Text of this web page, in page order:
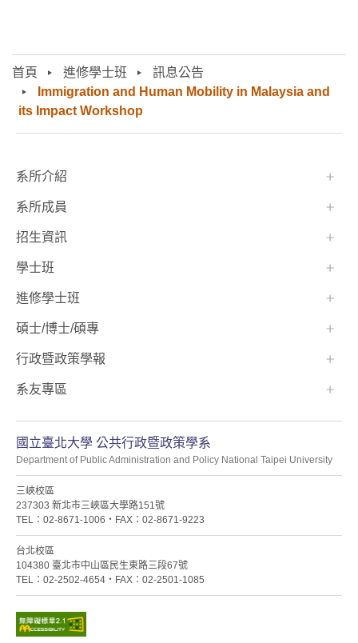
首頁 進修學士班
訊息公告
Immigration and Human Mobility in Malaysia and
its Impact Workshop
:::
國立臺北大學 公共行政暨政策學系
Department of Public Administration and Policy National Taipei University
三峽校區
237303 新北市三峽區大學路151號
TEL：02-8671-1006・FAX：02-8671-9223
台北校區
104380 臺北市中山區民生東路三段67號
TEL：02-2502-4654・FAX：02-2501-1085
系所介紹
系所成員
招生資訊
學士班⠀⠀
進修學士班
碩士/博士/碩專
行政暨政策學報
系友專區